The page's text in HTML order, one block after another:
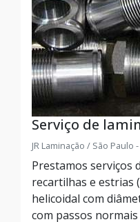
Serviço de
JR Laminação / São Paulo -
Prestamos serviços
recartilhas e estrias
helicoidal com
com passos